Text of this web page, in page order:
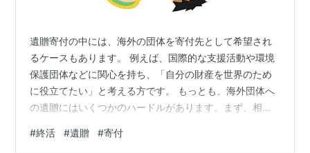
遺贈寄付の中には、海外の団体を寄付先として希望され
るケースもあります。 例えば、国際的な支援活動や環境
保護団体などに関心を持ち、「自分の財産を世界のため
に役立てたい」と考える方です。 もっとも、海外団体へ
の遺贈にはいくつかのハードルがあります。まず、相手
うかの確認が必要です。また、送金手続きや為替の問
#終活 #遺贈 #寄付